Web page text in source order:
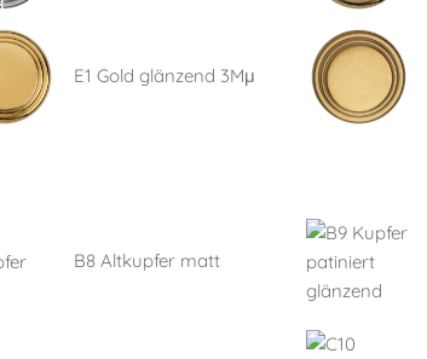
E1 Gold glänzend 3Mμ
B8 Altkupfer matt